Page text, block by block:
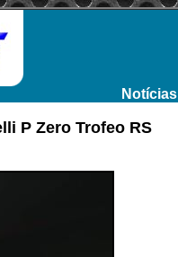
Notícias
P Zero Trofeo RS